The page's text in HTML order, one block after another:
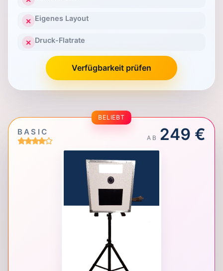
✕ Eigenes Layout
✕ Druck-Flatrate
Verfügbarkeit prüfen
BELIEBT
BASIC
AB 249 €